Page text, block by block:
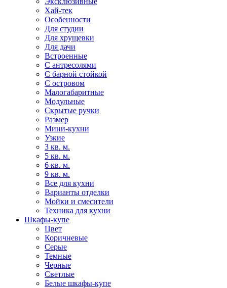
Хай-тек
Особенности
Для студии
Для хрущевки
Для дачи
Встроенные
С антресолями
С барной стойкой
С островом
Малогабаритные
Модульные
Скрытые ручки
Размер
Мини-кухни
Узкие
3 кв. м.
5 кв. м.
6 кв. м.
9 кв. м.
Все для кухни
Варианты отделки
Мойки и смесители
Техника для кухни
Шкафы-купе
Цвет
Коричневые
Серые
Темные
Черные
Светлые
Белые шкафы-купе